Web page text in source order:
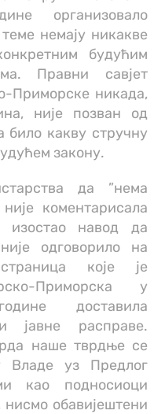
организовало
немају никакве
будућим
Правни савјет
Приморске никада,
није позван од
било какву стручну
закону.
да ”нема
коментарисала
изостао навод да
одговорило на
које је
Приморска у
доставила
јавне расправе.
наше тврдње се
Владе уз Предлог
као подносиоци
нисмо обавијештени